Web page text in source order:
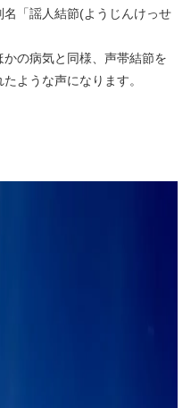
「謡人結節(ようじんけっせ
の病気と同様、声帯結節を
ような声になります。